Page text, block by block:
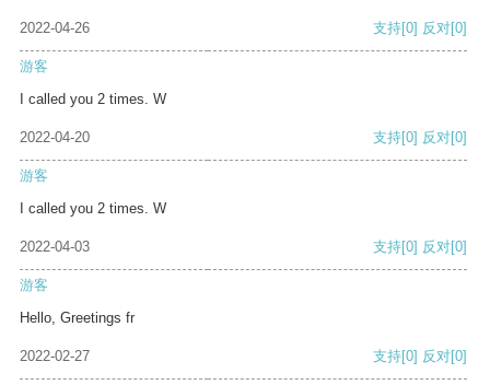
2022-04-26 支持[0] 反对[0]
游客
I called you 2 times. W
2022-04-20 支持[0] 反对[0]
游客
I called you 2 times. W
2022-04-03 支持[0] 反对[0]
游客
Hello, Greetings fr
2022-02-27 支持[0] 反对[0]